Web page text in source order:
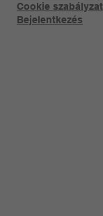
Cookie szabályzat
Bejelentkezés